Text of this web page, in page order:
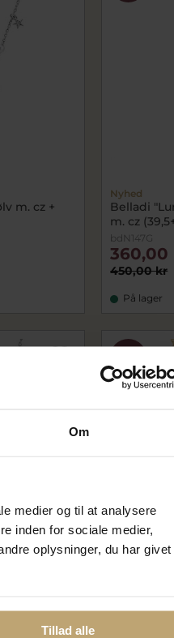
Om
medier og til at analysere
inden for sociale medier,
oplysninger, du har givet
Tillad alle
m. cz +
Nyhed
Belladi
m. cz
bdN147G
450,00 kr
360,00
På lager
Belladi
bdN146G